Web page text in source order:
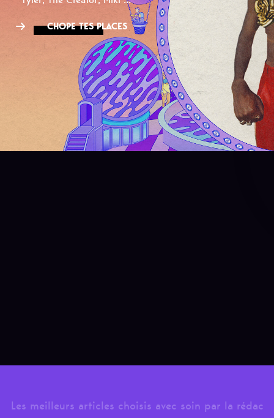
CHOPE TES PLACES
Les meilleurs articles choisis avec soin par la rédac